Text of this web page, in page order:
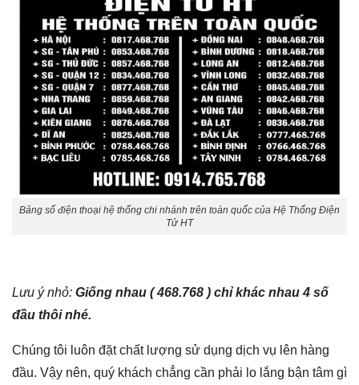
Bảng số điện thoại hệ thống chi nhánh trên toàn quốc của Hệ Thống Điện
Tử HT
Lưu ý nhỏ: Giống nhau ( 468.768 ) chỉ khác nhau 4 số
đầu thôi nhé.
Chúng tôi luôn đặt chất lượng sử dụng dịch vụ lên hàng
đầu. Vậy nên, quý khách chẳng cần phải lo lắng bận tâm gì